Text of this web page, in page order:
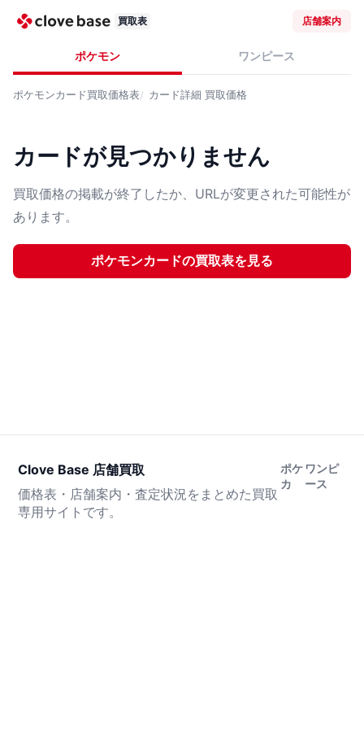
買取表 店舗案内
ポケモン ワンピース
ポケモンカード買取価格表 カード詳細 買取価格
カードが見つかりません
買取価格の掲載が終了したか、URLが変更された可能性が
あります。
ポケモンカードの買取表を見る
Clove Base 店舗買取
価格表・店舗案内・査定状況をまとめた買取
専用サイトです。
ポケ
カ
ワンピ
ース